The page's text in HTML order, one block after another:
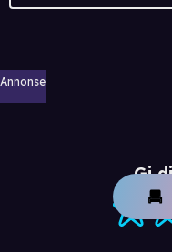
Annonse
Gi